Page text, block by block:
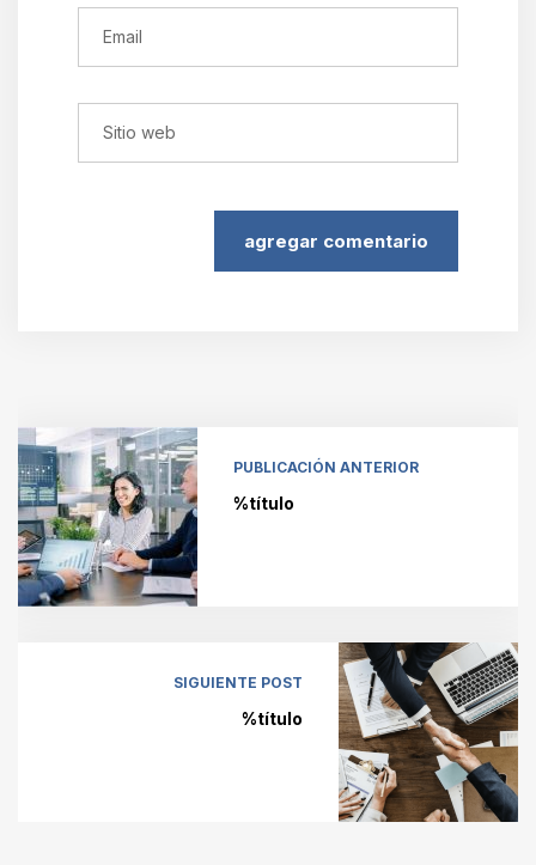
agregar comentario
PUBLICACIÓN ANTERIOR
%título
SIGUIENTE POST
%título